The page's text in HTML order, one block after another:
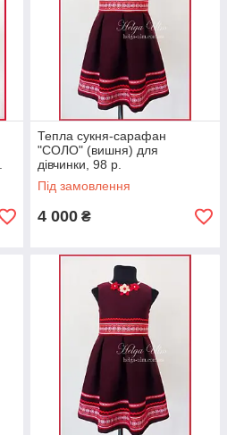
Тепла сукня-сарафан
"СОЛО" (вишня) для
дівчинки, 98 р.
Під замовлення
4 000 ₴